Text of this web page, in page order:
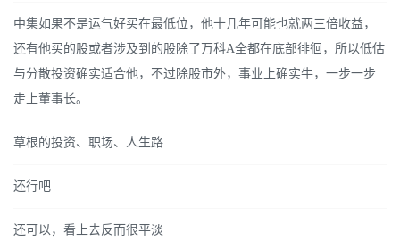
中集如果不是运气好买在最低位，他十几年可能也就两三倍收益，
还有他买的股或者涉及到的股除了万科A全都在底部徘徊，所以低估
与分散投资确实适合他，不过除股市外，事业上确实牛，一步一步
走上董事长。
草根的投资、职场、人生路
还行吧
还可以，看上去反而很平淡